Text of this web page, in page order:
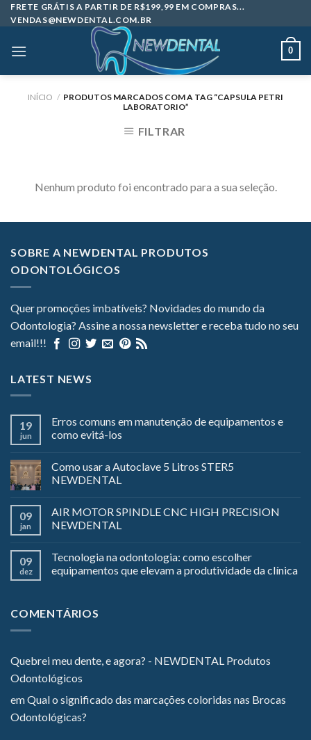
Skip
to
FRETE GRÁTIS A PARTIR DE R$199,99 EM COMPRAS...
VENDAS@NEWDENTAL.COM.BR
0
INÍCIO / PRODUTOS MARCADOS COM A TAG “CAPSULA PETRI
LABORATORIO”
FILTRAR
Nenhum produto foi encontrado para a sua seleção.
SOBRE A NEWDENTAL PRODUTOS
ODONTOLÓGICOS
Quer promoções imbatíveis? Novidades do mundo da
Odontologia? Assine a nossa newsletter e receba tudo no seu
email!!!
LATEST NEWS
19
jun
Erros comuns em manutenção de equipamentos e
como evitá-los
Como usar a Autoclave 5 Litros STER5
NEWDENTAL
09
jan
AIR MOTOR SPINDLE CNC HIGH PRECISION
NEWDENTAL
09
dez
Tecnologia na odontologia: como escolher
equipamentos que elevam a produtividade da clínica
COMENTÁRIOS
Quebrei meu dente, e agora? - NEWDENTAL Produtos
Odontológicos
emQual o significado das marcações coloridas nas Brocas
Odontológicas?